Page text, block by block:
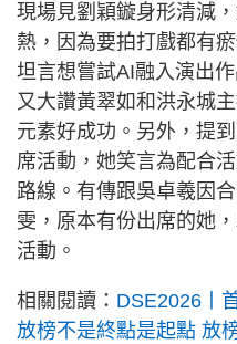
現場見劉穎鏇身形清減
熱，因為要拍打戲都有
坦言想嘗試AI融入演出
又大讚黃翠如和洪永城
元素好成功。另外，提
席活動，她笑言為配合
路線。有傳跟吳卓羲因
雯，原本有份出席的她
活動。
相關閱讀： DSE2026丨
放榜不是終點是起點 放